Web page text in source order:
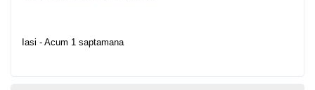
Iasi - Acum 1 saptamana